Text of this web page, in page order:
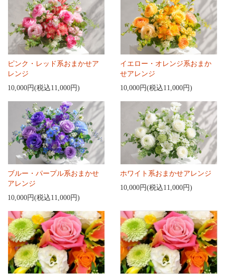
ピンク・レッド系おまかせア
レンジ
10,000円(税込11,000円)
イエロー・オレンジ系おまか
せアレンジ
10,000円(税込11,000円)
ブルー・パープル系おまかせ
アレンジ
10,000円(税込11,000円)
ホワイト系おまかせアレンジ
10,000円(税込11,000円)